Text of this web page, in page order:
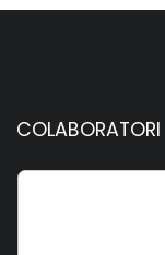
COLABORATORI